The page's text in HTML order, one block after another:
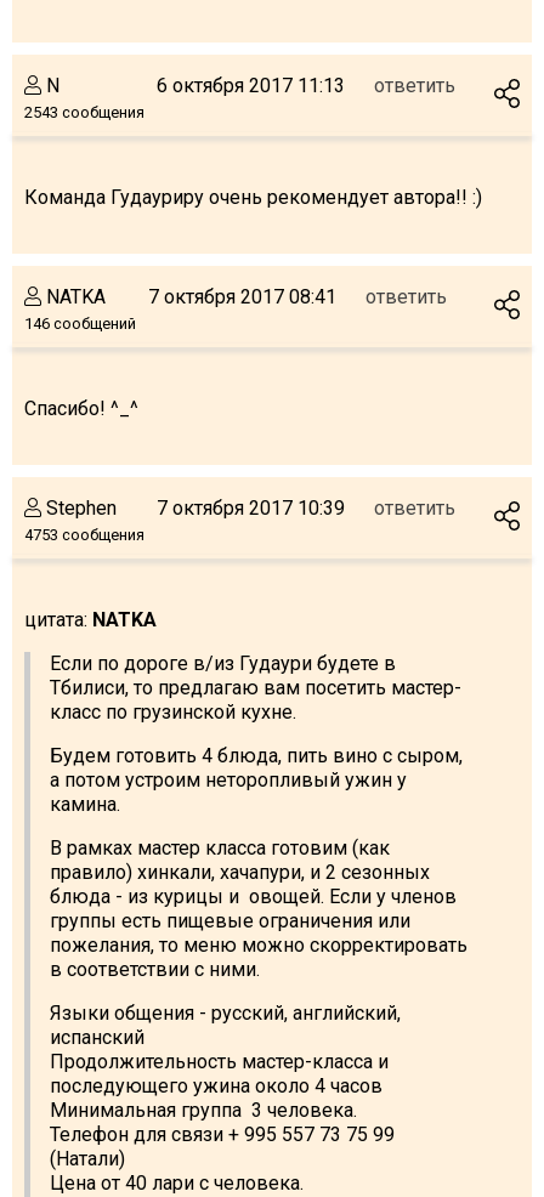
N
2543 сообщения
6 октября 2017 11:13 ответить
Команда Гудауриру очень рекомендует автора!! :)
NATKA
146 сообщений
7 октября 2017 08:41 ответить
Спасибо! ^_^
Stephen
4753 сообщения
7 октября 2017 10:39 ответить
цитата: NATKA
Если по дороге в/из Гудаури будете в
Тбилиси, то предлагаю вам посетить мастер-
класс по грузинской кухне.
Будем готовить 4 блюда, пить вино с сыром,
а потом устроим неторопливый ужин у
камина.
В рамках мастер класса готовим (как
правило) хинкали, хачапури, и 2 сезонных
блюда - из курицы и овощей. Если у членов
группы есть пищевые ограничения или
пожелания, то меню можно скорректировать
в соответствии с ними.
Языки общения - русский, английский,
испанский
Продолжительность мастер-класса и
последующего ужина около 4 часов
Минимальная группа 3 человека.
Телефон для связи + 995 557 73 75 99
(Натали)
Цена от 40 лари с человека.
О Грузии
Визы и Документы
Что пить?
Мобильная связь
Безопасность